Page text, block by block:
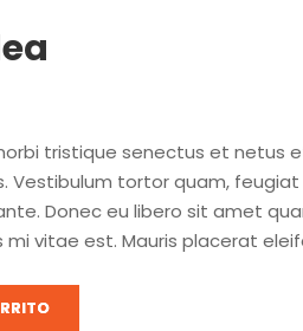
tristique senectus et netus
Vestibulum tortor quam, feugiat
Donec eu libero sit amet
mi vitae est. Mauris placerat